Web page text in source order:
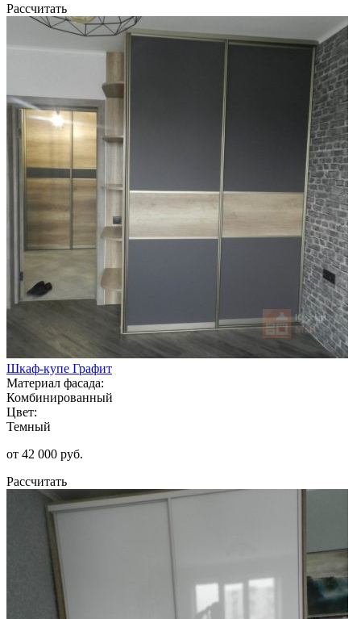
Рассчитать
Шкаф-купе Графит
Материал фасада:
Комбинированный
Цвет:
Темный
от 42 000 руб.
Рассчитать